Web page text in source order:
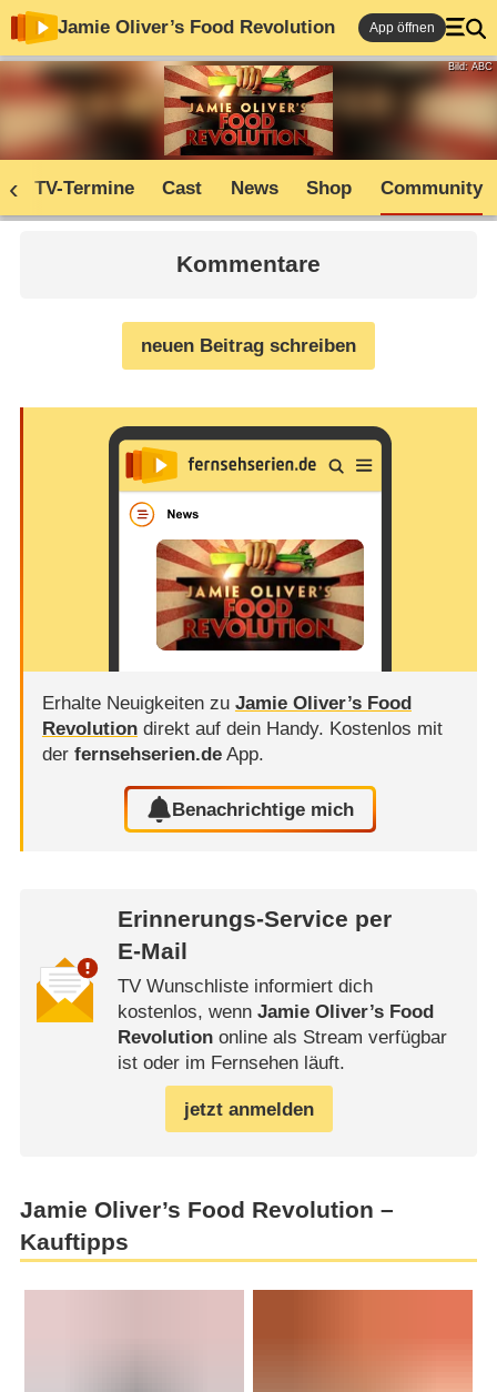
Jamie Oliver’s Food Revolution App öffnen
Bild: ABC
TV-Termine Cast News Shop Community
Kommentare
neuen Beitrag schreiben
Erhalte Neuigkeiten zu Jamie Oliver’s Food
Revolutiondirekt auf dein Handy. Kostenlos mit
der fernsehserien.deApp.
Benachrichtige mich
Erinnerungs-Service per
E-Mail
TV Wunschliste informiert dich
kostenlos, wenn Jamie Oliver’s Food
Revolutiononline als Stream verfügbar
ist oder im Fernsehen läuft.
jetzt anmelden
Jamie Oliver’s Food Revolution –
Kauftipps